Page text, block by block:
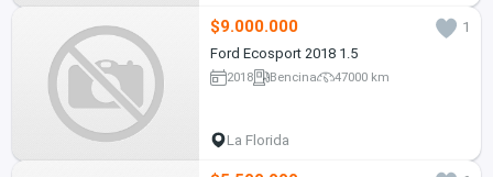
$9.000.000
1
Ford Ecosport 2018 1.5
2018 Bencina 47000 km
La Florida